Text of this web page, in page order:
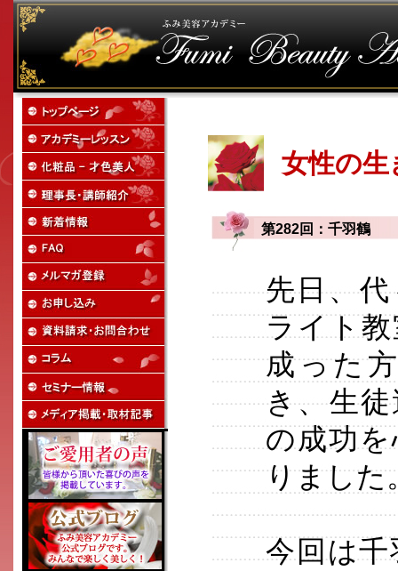
女性の
第282回：千羽鶴
先日、
ライト
成った
き、生
の成功
りました
今回は